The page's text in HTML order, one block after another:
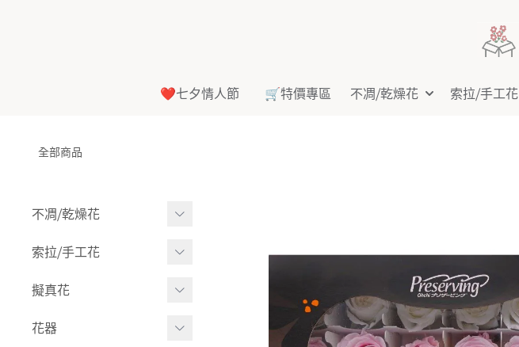
❤️七夕情人節 🛒特價專區 不凋⧸乾燥花 索拉⧸手工花
全部商品
不凋⧸乾燥花
多色組合
索拉⧸手工花
索拉花(有花莖)
擬真花
盆栽⧸成品
花器